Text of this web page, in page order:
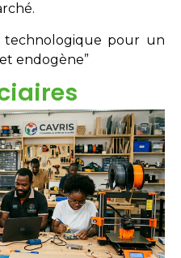
technologique pour un
endogène”
Chercheurs
sociaux.